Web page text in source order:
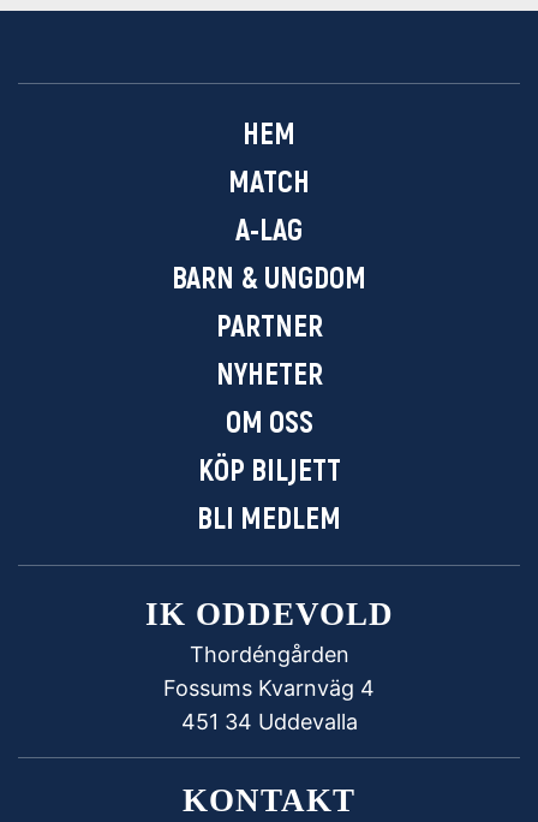
HEM
MATCH
A-LAG
BARN & UNGDOM
PARTNER
NYHETER
OM OSS
KÖP BILJETT
BLI MEDLEM
IK ODDEVOLD
Thordéngården
Fossums Kvarnväg 4
451 34 Uddevalla
KONTAKT